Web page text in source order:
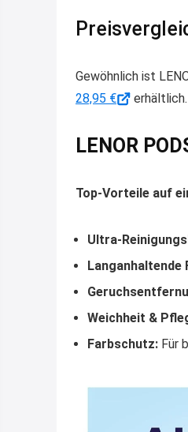
Gewöhnlich ist
28,95 €
erhältlich.
LENOR
Top-Vorteile auf
Ultra-
Langanhaltende
Weichheit &
Farbschutz: Für